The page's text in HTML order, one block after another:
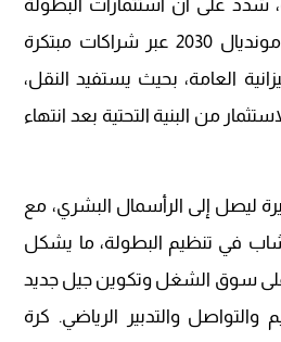
شدد على أن استثمارات البطولة
صُممت لخدمة مشروع مونديال 2030 عبر شراكات مبتكرة
العامة، بحيث يستفيد النقل،
من البنية التحتية بعد انتهاء
ليصل إلى الرأسمال البشري، مع
20 إلى 25 ألف شاب في تنظيم البطولة، ما يشكل
سوق الشغل وتكوين جيل جديد
والتدبير الرياضي. كرة